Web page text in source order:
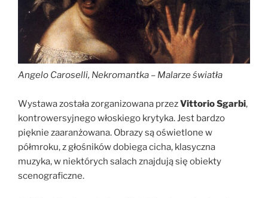
Angelo Caroselli, Nekromantka – Malarze światła
Wystawa została zorganizowana przezVittorio Sgarbi,
kontrowersyjnego włoskiego krytyka. Jest bardzo
pięknie zaaranżowana. Obrazy są oświetlone w
półmroku, z głośników dobiega cicha, klasyczna
muzyka, w niektórych salach znajdują się obiekty
scenograficzne.